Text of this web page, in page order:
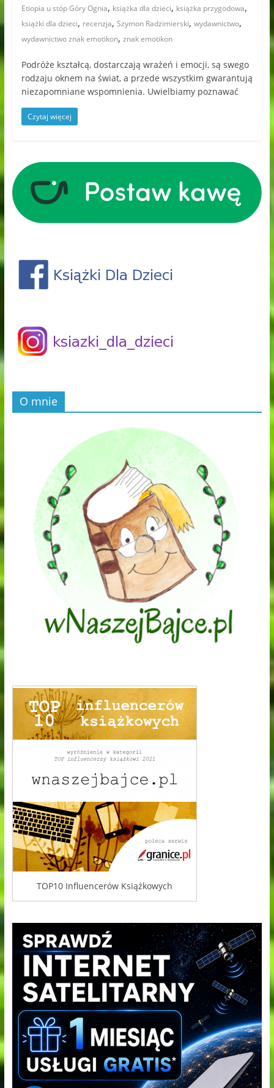
Etiopia u stóp Góry Ognia, książka dla dzieci, książka przygodowa,
książki dla dzieci, recenzja, Szymon Radzimierski, wydawnictwo,
wydawnictwo znak emotikon, znak emotikon
Podróże kształcą, dostarczają wrażeń i emocji, są swego
rodzaju oknem na świat, a przede wszystkim gwarantują
niezapomniane wspomnienia. Uwielbiamy poznawać
Czytaj więcej
O mnie
TOP10 Influencerów Książkowych